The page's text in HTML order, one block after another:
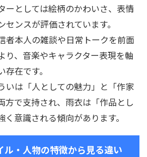
ーとしては絵柄のかわいさ、表情
ンスが評価されています。
者本人の雑談や日常トークを前面
り、音楽やキャラクター表現を軸
在です。
いは「人としての魅力」と「作家
方で支持され、雨衣は「作品とし
意識される傾向があります。
ル・人物の特徴から見る違い